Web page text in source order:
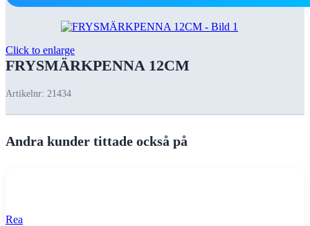
Click to enlarge
FRYSMÄRKPENNA 12CM
Artikelnr: 21434
Andra kunder tittade också på
Rea